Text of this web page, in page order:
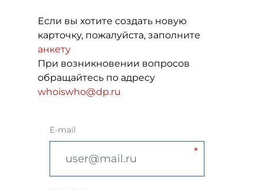
Если вы хотите создать новую
карточку, пожалуйста, заполните
анкету
При возникновении вопросов
обращайтесь по адресу
whoiswho@dp.ru
E-mail